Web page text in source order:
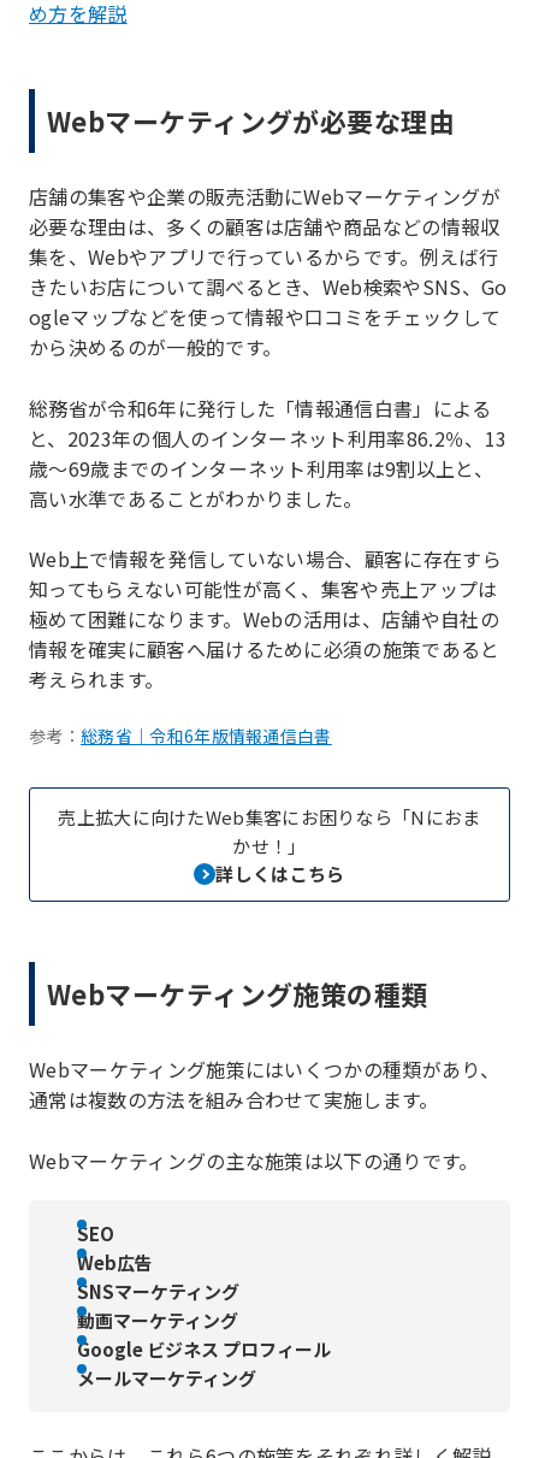
め方を解説
Webマーケティングが必要な理由
店舗の集客や企業の販売活動にWebマーケティングが
必要な理由は、多くの顧客は店舗や商品などの情報収
集を、Webやアプリで行っているからです。例えば行
きたいお店について調べるとき、Web検索やSNS、Go
ogleマップなどを使って情報や口コミをチェックして
から決めるのが一般的です。
総務省が令和6年に発行した「情報通信白書」による
と、2023年の個人のインターネット利用率86.2％、13
歳〜69歳までのインターネット利用率は9割以上と、
高い水準であることがわかりました。
Web上で情報を発信していない場合、顧客に存在すら
知ってもらえない可能性が高く、集客や売上アップは
極めて困難になります。Webの活用は、店舗や自社の
情報を確実に顧客へ届けるために必須の施策であると
考えられます。
参考： 総務省｜令和6年版情報通信白書
売上拡大に向けたWeb集客にお困りなら「Nにおま
かせ！」
詳しくはこちら
Webマーケティング施策の種類
Webマーケティング施策にはいくつかの種類があり、
通常は複数の方法を組み合わせて実施します。
Webマーケティングの主な施策は以下の通りです。
SEO
Web広告
SNSマーケティング
動画マーケティング
Google ビジネス プロフィール
メールマーケティング